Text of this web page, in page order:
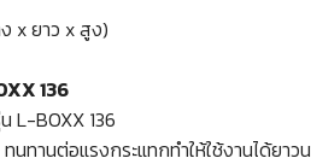
x ยาว x สูง)
136
L-BOXX 136
านต่อแรงกระแทกทำให้ใช้งานได้ยาว